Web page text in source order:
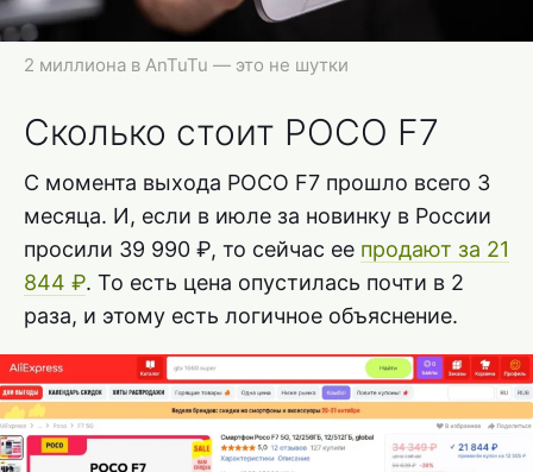
2 миллиона в AnTuTu — это не шутки
Сколько стоит POCO F7
С момента выхода POCO F7 прошло всего 3
месяца. И, если в июле за новинку в России
просили 39 990 ₽, то сейчас ее продают за 21
844 ₽. То есть цена опустилась почти в 2
раза, и этому есть логичное объяснение.